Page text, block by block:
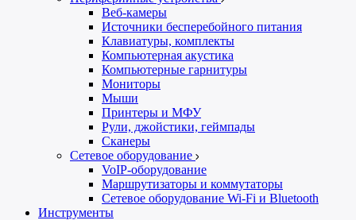
Веб-камеры
Источники бесперебойного питания
Клавиатуры, комплекты
Компьютерная акустика
Компьютерные гарнитуры
Мониторы
Мыши
Принтеры и МФУ
Рули, джойстики, геймпады
Сканеры
Сетевое оборудование
VoIP-оборудование
Маршрутизаторы и коммутаторы
Сетевое оборудование Wi-Fi и Bluetooth
Инструменты